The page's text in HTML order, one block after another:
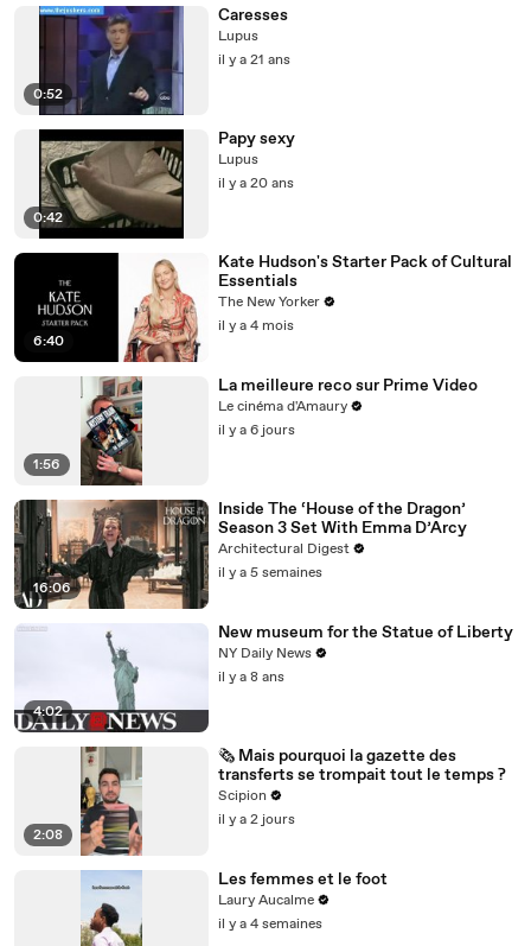
0:52
Caresses
Lupus
il y a 21 ans
0:42
Papy sexy
Lupus
il y a 20 ans
6:40
Kate Hudson's Starter Pack of Cultural
Essentials
The New Yorker
il y a 4 mois
1:56
La meilleure reco sur Prime Video
Le cinéma d'Amaury
il y a 6 jours
16:06
Inside The ‘House of the Dragon’
Season 3 Set With Emma D’Arcy
Architectural Digest
il y a 5 semaines
4:02
New museum for the Statue of Liberty
NY Daily News
il y a 8 ans
2:08
🗞️ Mais pourquoi la gazette des
transferts se trompait tout le temps ?
Scipion
il y a 2 jours
Les femmes et le foot
Laury Aucalme
il y a 4 semaines